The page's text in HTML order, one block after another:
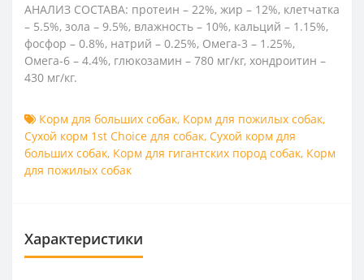
АНАЛИЗ СОСТАВА: протеин – 22%, жир – 12%, клетчатка
– 5.5%, зола – 9.5%, влажность – 10%, кальций – 1.15%,
фосфор – 0.8%, натрий – 0.25%, Омега-3 – 1.25%,
Омега-6 – 4.4%, глюкозамин – 780 мг/кг, хондроитин –
430 мг/кг.
Корм для больших собак, Корм для пожилых собак,
Сухой корм 1st Choice для собак, Сухой корм для
больших собак, Корм для гигантских пород собак, Корм
для пожилых собак
Характеристики